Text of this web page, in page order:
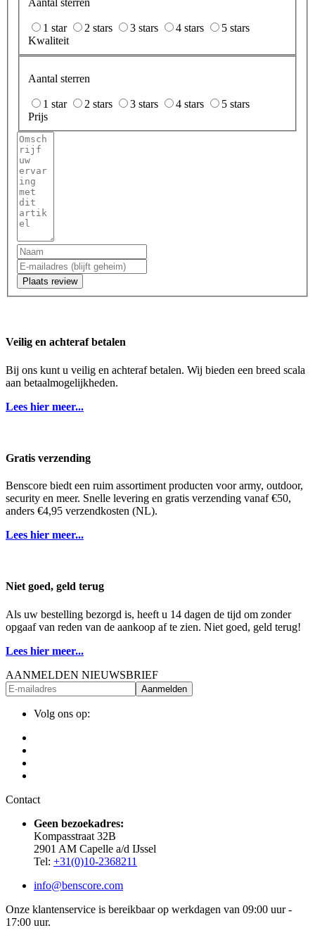
Aantal sterren
1 star 2 stars 3 stars 4 stars
5 stars
Kwaliteit
Aantal sterren
1 star 2 stars 3 stars 4 stars
5 stars
Prijs
Plaats review
Veilig en achteraf betalen
Bij ons kunt u veilig en achteraf betalen. Wij bieden een breed scala
aan betaalmogelijkheden.
Lees hier meer...
Gratis verzending
Benscore biedt een ruim assortiment producten voor army, outdoor,
security en meer. Snelle levering en gratis verzending vanaf €50,
anders €4,95 verzendkosten (NL).
Lees hier meer...
Niet goed, geld terug
Als uw bestelling bezorgd is, heeft u 14 dagen de tijd om zonder
opgaaf van reden van de aankoop af te zien. Niet goed, geld terug!
Lees hier meer...
AANMELDEN NIEUWSBRIEF
Aanmelden
Volg ons op:
Contact
Geen bezoekadres:
Kompasstraat 32B
2901 AM Capelle a/d IJssel
Tel: +31(0)10-2368211
info@benscore.com
Onze klantenservice is bereikbaar op werkdagen van 09:00 uur -
17:00 uur.